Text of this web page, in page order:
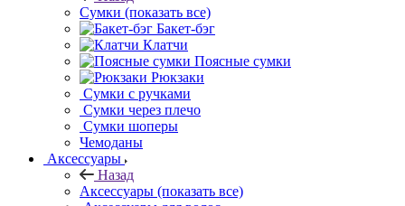
Сумки (показать все)
Бакет-бэг
Клатчи
Поясные сумки
Рюкзаки
Чемоданы
Назад
Аксессуары (показать все)